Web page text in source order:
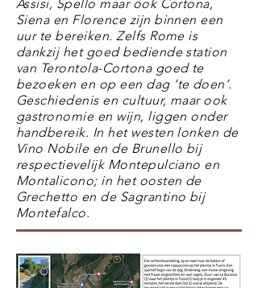
Assisi, Spello maar ook Cortona,
Siena en Florence zijn binnen een
uur te bereiken. Zelfs Rome is
dankzij het goed bediende station
van Terontola-Cortona goed te
bezoeken en op een dag ‘te doen’.
Geschiedenis en cultuur, maar ook
gastronomie en wijn, liggen onder
handbereik. In het westen lonken de
Vino Nobile en de Brunello bij
respectievelijk Montepulciano en
Montalicono; in het oosten de
Grechetto en de Sagrantino bij
Montefalco.